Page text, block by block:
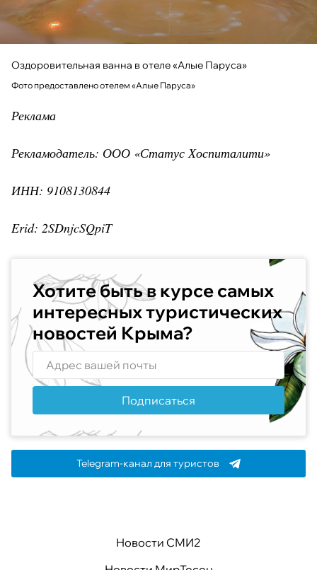
Оздоровительная ванна в отеле «Алые Паруса»
Фото предоставлено отелем «Алые Паруса»
Реклама
Рекламодатель: ООО «Статус Хоспиталити»
ИНН: 9108130844
Erid: 2SDnjcSQpiT
Хотите быть в курсе самых
интересных туристических
новостей Крыма?
Подписаться
Telegram-канал для туристов
Новости СМИ2